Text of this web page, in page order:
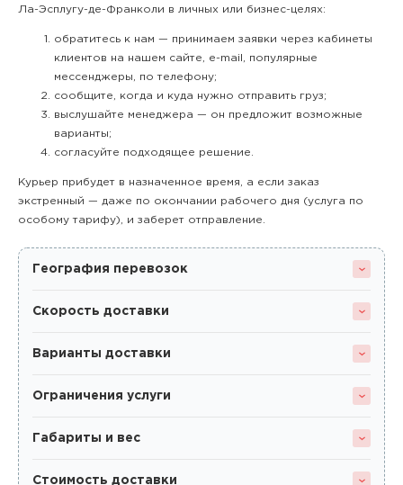
Ла-Эсплугу-де-Франколи в личных или бизнес-целях:
обратитесь к нам — принимаем заявки через кабинеты
клиентов на нашем сайте, e-mail, популярные
мессенджеры, по телефону;
сообщите, когда и куда нужно отправить груз;
выслушайте менеджера — он предложит возможные
варианты;
согласуйте подходящее решение.
Курьер прибудет в назначенное время, а если заказ
экстренный — даже по окончании рабочего дня (услуга по
особому тарифу), и заберет отправление.
География перевозок
Скорость доставки
Варианты доставки
Ограничения услуги
Габариты и вес
Стоимость доставки